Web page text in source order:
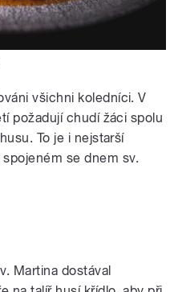
všichni koledníci. V
požadují chudí žáci spolu
To je i nejstarší
se dnem sv.
Martina dostával